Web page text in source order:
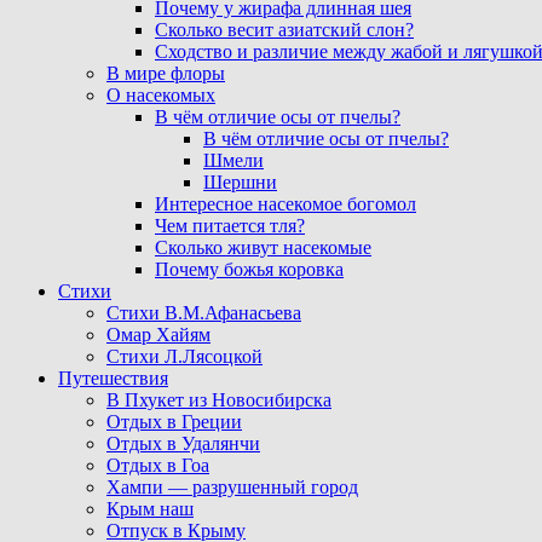
Почему у жирафа длинная шея
Сколько весит азиатский слон?
Сходство и различие между жабой и лягушкой
В мире флоры
О насекомых
В чём отличие осы от пчелы?
В чём отличие осы от пчелы?
Шмели
Шершни
Интересное насекомое богомол
Чем питается тля?
Сколько живут насекомые
Почему божья коровка
Стихи
Стихи В.М.Афанасьева
Омар Хайям
Стихи Л.Лясоцкой
Путешествия
В Пхукет из Новосибирска
Отдых в Греции
Отдых в Удалянчи
Отдых в Гоа
Хампи — разрушенный город
Крым наш
Отпуск в Крыму